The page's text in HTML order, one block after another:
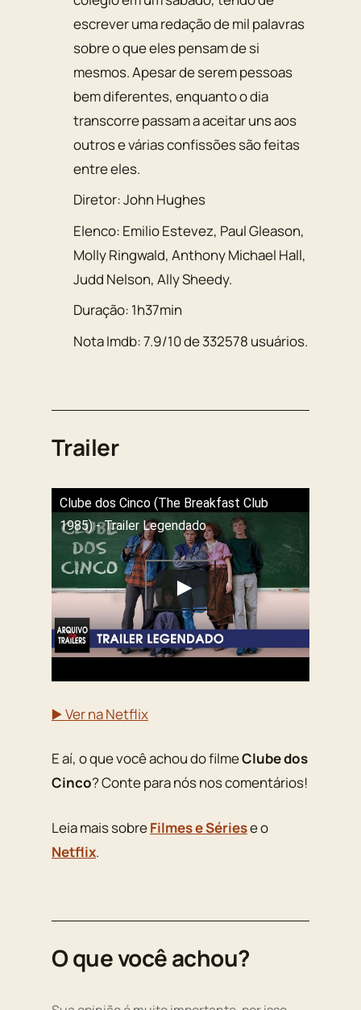
escrever uma redação de mil palavras
sobre o que eles pensam de si
mesmos. Apesar de serem pessoas
bem diferentes, enquanto o dia
transcorre passam a aceitar uns aos
outros e várias confissões são feitas
entre eles.
Diretor:John Hughes
Elenco: Emilio Estevez, Paul Gleason,
Molly Ringwald, Anthony Michael Hall,
Judd Nelson,Ally Sheedy.
Duração: 1h37min
Nota Imdb:7.9/10de332578 usuários.
Trailer
Clube dos Cinco (The Breakfast Club
1985) - Trailer Legendado
▶️ Ver na Netflix
E aí, o que você achou do filmeClube dos
Cinco? Conte para nós nos comentários!
Leia mais sobreFilmes e Sériese o
Netflix.
O que você achou?